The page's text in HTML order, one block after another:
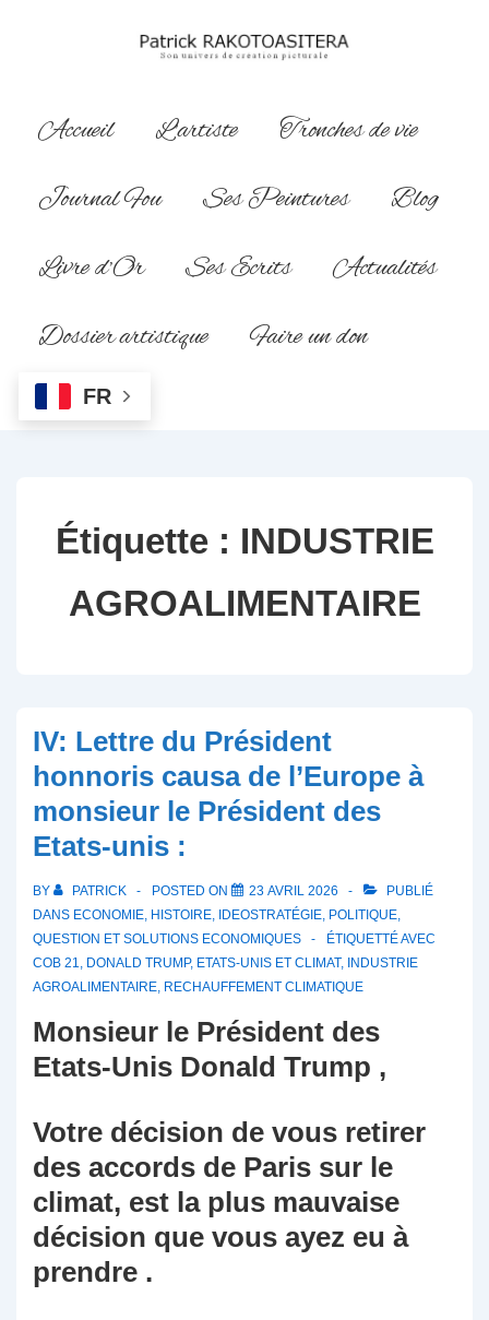
principal
Navigation
Accueil L’artiste
Tronches de vie
Journal Fou
Ses Peintures
Blog
Livre d’Or
Ses Ecrits
Actualités
Dossier artistique
Faire un don
FR
Étiquette : INDUSTRIE
AGROALIMENTAIRE
IV: Lettre du Président
honnoris causa de l’Europe à
monsieur le Président des
Etats-unis :
BY PATRICK POSTED ON 23 AVRIL 2026
PUBLIÉ
DANS ECONOMIE, HISTOIRE, IDEOSTRATÉGIE, POLITIQUE,
QUESTION ET SOLUTIONS ECONOMIQUES
ÉTIQUETTÉ AVEC
COB 21, DONALD TRUMP, ETATS-UNIS ET CLIMAT, INDUSTRIE
AGROALIMENTAIRE, RECHAUFFEMENT CLIMATIQUE
Monsieur le Président des
Etats-Unis Donald Trump ,
Votre décision de vous retirer
des accords de Paris sur le
climat, est la plus mauvaise
décision que vous ayez eu à
prendre .